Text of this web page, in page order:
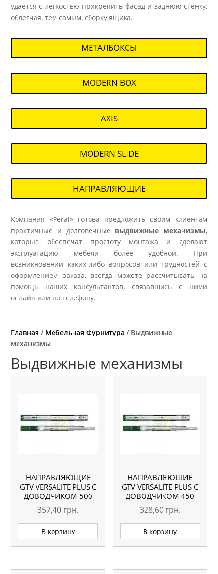
удается с легкостью прикрепить фасад и заднюю стенку,
облегчая, тем самым, сборку ящика.
МЕТАЛБОКСЫ
MODERN BOX
AXIS
MODERN SLIDE
НАПРАВЛЯЮЩИЕ
Компания «Peral» готова предложить своим клиентам
практичные и долговечные выдвижные механизмы,
которые обеспечат простоту монтажа и сделают
эксплуатацию мебели более удобной. При
возникновении каких-либо вопросов или трудностей с
оформлением заказа, всегда можете рассчитывать на
помощь наших консультантов, связавшись с ними
онлайн или по телефону.
Главная / Мебельная Фурнитура / Выдвижные
механизмы
Выдвижные механизмы
НАПРАВЛЯЮЩИЕ
GTV VERSALITE PLUS С
ДОВОДЧИКОМ 500
ММ
357,40 грн.
В корзину
НАПРАВЛЯЮЩИЕ
GTV VERSALITE PLUS С
ДОВОДЧИКОМ 450
ММ
328,60 грн.
В корзину